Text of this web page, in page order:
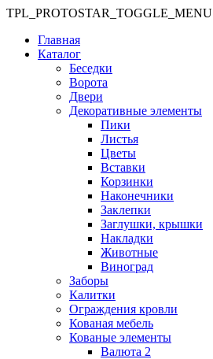
TPL_PROTOSTAR_TOGGLE_MENU
Главная
Каталог
Беседки
Ворота
Двери
Декоративные элементы
Пики
Листья
Цветы
Вставки
Корзинки
Наконечники
Заклепки
Заглушки, крышки
Накладки
Животные
Виноград
Заборы
Калитки
Ограждения кровли
Кованая мебель
Кованые элементы
Валюта 2